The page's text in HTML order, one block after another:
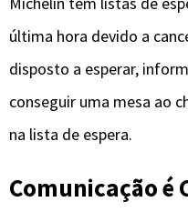
última hora devido a
disposto a esperar,
conseguir uma mesa ao
na lista de espera.
Comunicação é